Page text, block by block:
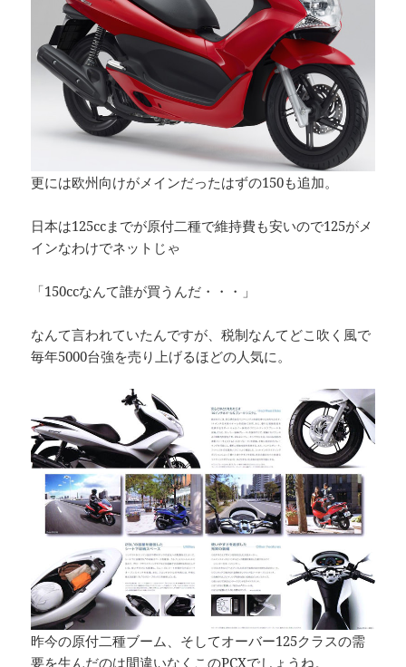
更には欧州向けがメインだったはずの150も追加。
日本は125ccまでが原付二種で維持費も安いので125がメ
インなわけでネットじゃ
「150ccなんて誰が買うんだ・・・」
なんて言われていたんですが、税制なんてどこ吹く風で
毎年5000台強を売り上げるほどの人気に。
昨今の原付二種ブーム、そしてオーバー125クラスの需
要を生んだのは間違いなくこのPCXでしょうね。